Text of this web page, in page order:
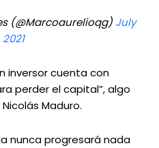
(@Marcoaurelioqg) July
2021
inversor cuenta con
perder el capital”, algo
Maduro.
nunca progresará nada